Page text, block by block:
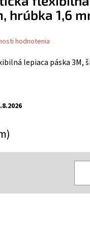
lepiaca páska 3M,
hrúbka 1,6
hodnotenia